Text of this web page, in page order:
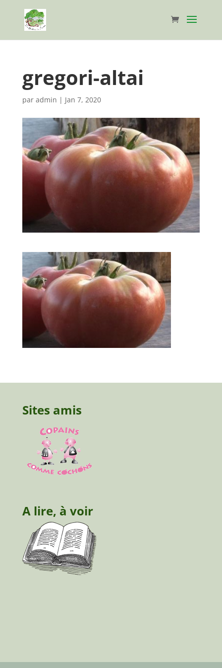
gregori-altai
par admin | Jan 7, 2020
Sites amis
A lire, à voir